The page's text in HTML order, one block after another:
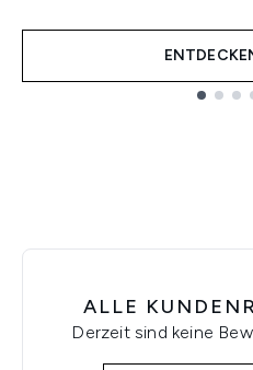
ALLE
Derzeit sind keine